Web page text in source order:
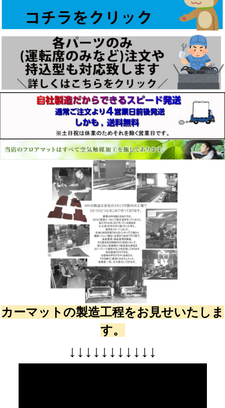
カーマットの製造工程をお見せいたしま
す。
↓ ↓ ↓ ↓ ↓ ↓ ↓ ↓ ↓ ↓ ↓